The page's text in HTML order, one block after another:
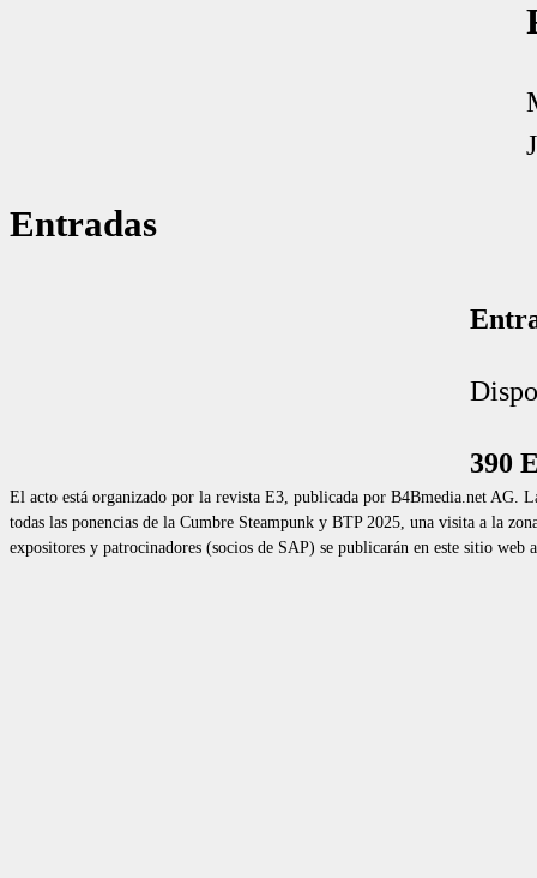
Entradas
390
El acto está organizado por la revista E3, publicada por B4Bmedia.net AG.
todas las ponencias de la Cumbre Steampunk y BTP 2025, una visita a la
expositores y patrocinadores (socios de SAP) se publicarán en este sitio web